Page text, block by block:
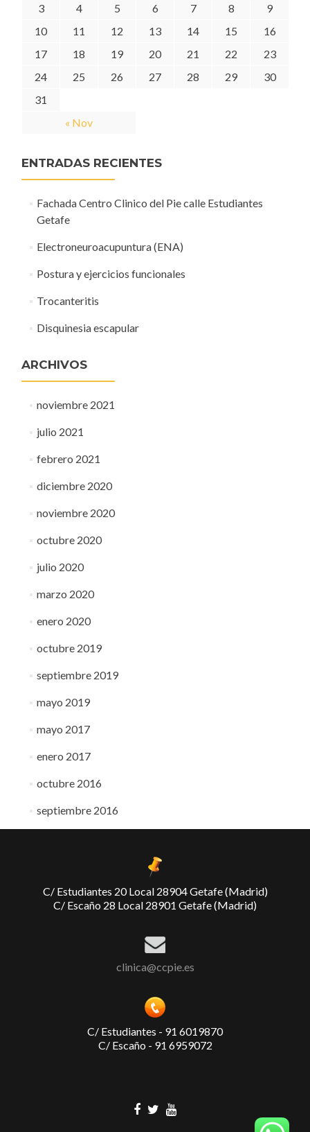
« Nov
3
4 5 6 7 8
9
10
11 12 13 14 15
16
17
18 19 20 21 22
23
24
25 26 27 28 29
30
31
ENTRADAS RECIENTES
Fachada Centro Clinico del Pie calle Estudiantes
Getafe
Electroneuroacupuntura (ENA)
Postura y ejercicios funcionales
Trocanteritis
Disquinesia escapular
ARCHIVOS
noviembre 2021
julio 2021
febrero 2021
diciembre 2020
noviembre 2020
octubre 2020
julio 2020
marzo 2020
enero 2020
octubre 2019
septiembre 2019
mayo 2019
mayo 2017
enero 2017
octubre 2016
septiembre 2016
C/ Estudiantes 20 Local 28904 Getafe (Madrid)
C/ Escaño 28 Local 28901 Getafe (Madrid)
clinica@ccpie.es
C/ Estudiantes - 91 6019870
C/ Escaño - 91 6959072